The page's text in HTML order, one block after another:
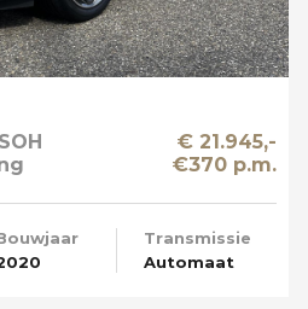
€ 21.945,-
€370 p.m.
Transmissie
Automaat